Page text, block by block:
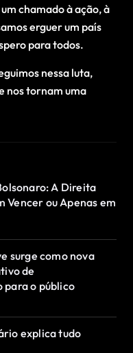
chamado à ação, à
erguer um país
para todos.
nessa luta,
nos tornam uma
A Direita
Vencer ou Apenas em
surge como nova
de
o público
explica tudo